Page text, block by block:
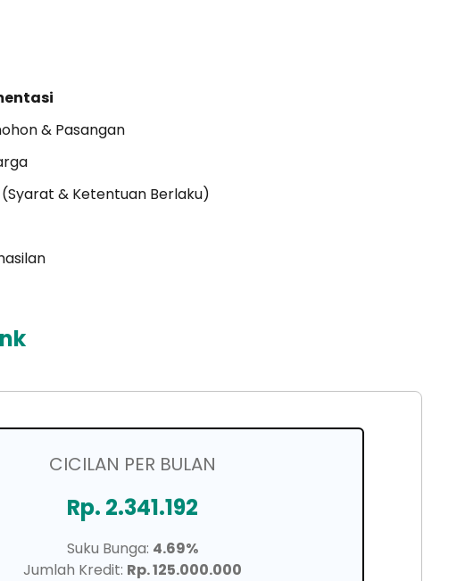
& Pasangan
& Ketentuan Berlaku)
CICILAN PER BULAN
Rp. 2.341.192
Suku Bunga: 4.69%
Jumlah Kredit: Rp. 125.000.000